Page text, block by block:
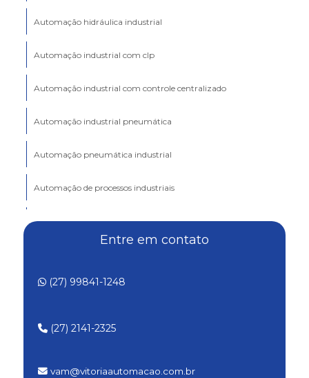
Automação hidráulica industrial
Automação industrial com clp
Automação industrial com controle centralizado
Automação industrial pneumática
Automação pneumática industrial
Automação de processos industriais
Automação robótica industrial
Configuração de clp personalizada
Configuração de clp para processos industriais
Entre em contato
(27) 99841-1248
(27) 2141-2325
vam@vitoriaautomacao.com.br